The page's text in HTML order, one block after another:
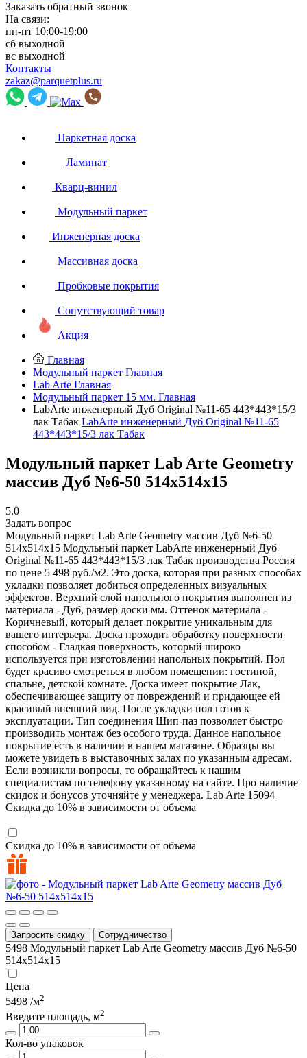
Заказать обратный звонок
На связи:
пн-пт 10:00-19:00
сб выходной
вс выходной
Контакты
zakaz@parquetplus.ru
Паркетная доска
Ламинат
Кварц-винил
Модульный паркет
Инженерная доска
Массивная доска
Пробковые покрытия
Сопутствующий товар
Акция
Главная
Модульный паркет Главная
Lab Arte Главная
Модульный паркет 15 мм. Главная
LabArte инженерный Дуб Original №11-65 443*443*15/3
лак Табак LabArte инженерный Дуб Original №11-65
443*443*15/3 лак Табак
Модульный паркет Lab Arte Geometry
массив Дуб №6-50 514х514х15
5.0
Задать вопрос
Модульный паркет Lab Arte Geometry массив Дуб №6-50
514х514х15 Модульный паркет LabArte инженерный Дуб
Original №11-65 443*443*15/3 лак Табак производства Россия
по цене 5 498 руб./м2. Это доска, которая при разных способах
укладки позволяет добиться определенных визуальных
эффектов. Верхний слой напольного покрытия выполнен из
материала - Дуб, размер доски мм. Оттенок материала -
Коричневый, который делает покрытие уникальным для
вашего интерьера. Доска проходит обработку поверхности
способом - Гладкая поверхность, который широко
используется при изготовлении напольных покрытий. Пол
будет красиво смотреться в любом помещении: гостиной,
спальне, детской комнате. Доска имеет покрытие Лак,
обеспечивающее защиту от повреждений и придающее ей
красивый внешний вид. После укладки пол готов к
эксплуатации. Тип соединения Шип-паз позволяет быстро
производить монтаж без особого труда. Данное напольное
покрытие есть в наличии в нашем магазине. Образцы вы
можете увидеть в выставочных залах по указанным адресам.
Если возникли вопросы, то обращайтесь к нашим
специалистам по телефону указанному на сайте. Про наличие
скидок и бонусов уточняйте у менеджера. Lab Arte 15094
Скидка до 10% в зависимости от объема
Скидка до 10% в зависимости от объема
Запросить скидку Сотрудничество
5498 Модульный паркет Lab Arte Geometry массив Дуб №6-50
514х514х15
Цена
5498 /м2
Введите площадь, м2
Кол-во упаковок